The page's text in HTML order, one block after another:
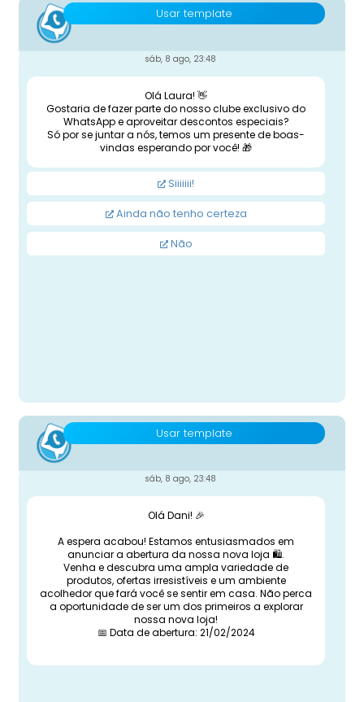
Usar template
sáb, 8 ago, 23:48
Olá Laura! 👋
Gostaria de fazer parte do nosso clube exclusivo do
WhatsApp e aproveitar descontos especiais?
Só por se juntar a nós, temos um presente de boas-
vindas esperando por você! 🎁
Siiiiiii!
Ainda não tenho certeza
Não
Usar template
sáb, 8 ago, 23:48
Olá Dani! 🎉
A espera acabou! Estamos entusiasmados em
anunciar a abertura da nossa nova loja 🛍️.
Venha e descubra uma ampla variedade de
produtos, ofertas irresistíveis e um ambiente
acolhedor que fará você se sentir em casa. Não perca
a oportunidade de ser um dos primeiros a explorar
nossa nova loja!
📅 Data de abertura: 21/02/2024